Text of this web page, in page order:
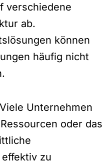
verschiedene
ab.
können
häufig nicht
Unternehmen
oder das
zu